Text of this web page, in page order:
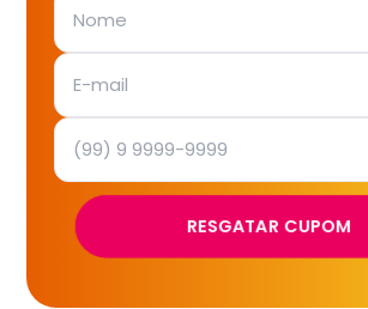
RESGATAR CUPOM